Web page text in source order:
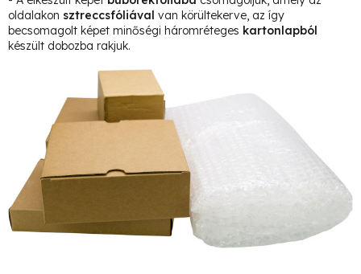
oldalakon sztreccsfóliával van körültekerve, az így
becsomagolt képet minőségi háromréteges kartonlapból
készült dobozba rakjuk.